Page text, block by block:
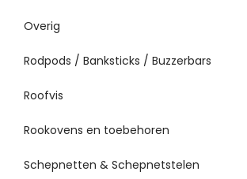
Overig
Rodpods / Banksticks / Buzzerbars
Roofvis
Rookovens en toebehoren
Schepnetten & Schepnetstelen